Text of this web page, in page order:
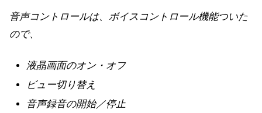
音声コントロールは、ボイスコントロール機能ついた
ので、
液晶画面のオン・オフ
ビュー切り替え
音声録音の開始／停止